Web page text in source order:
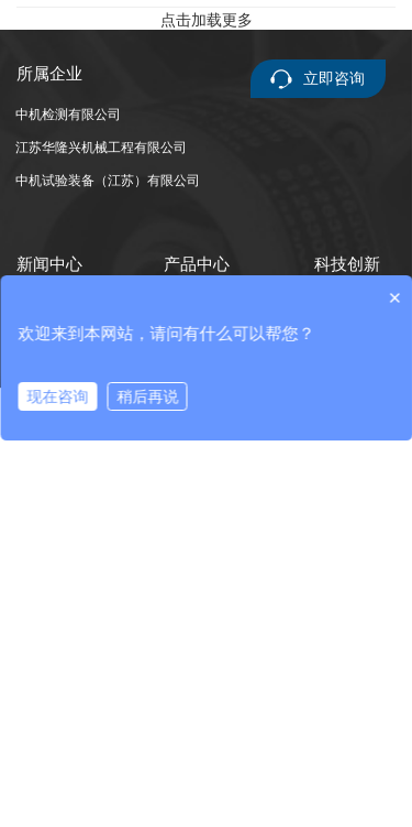
点击加载更多
所属企业
中机检测有限公司
江苏华隆兴机械工程有限公司
中机试验装备（江苏）有限公司
新闻中心 科技创新
产品中心
集团资讯
校正与智能装配
中机检测
立即咨询
×
欢迎来到本网站，请问有什么可以帮您？
现在咨询
稍后再说
在线咨询